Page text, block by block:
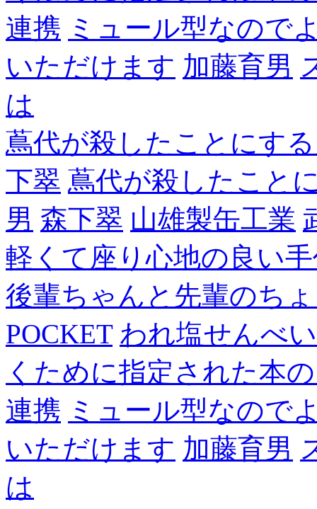
連携 ミュール型なので
いただけます 加藤育男
は
蔦代が殺したことにす
下翠 蔦代が殺したこと
男 森下翠 山雄製缶工業
軽くて座り心地の良い
後輩ちゃんと先輩のち
POCKET われ塩せんべい
くために指定された本
連携 ミュール型なので
いただけます 加藤育男
は